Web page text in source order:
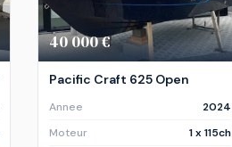
40 000 €
Pacific Craft 625 Open
Annee
2024
Moteur
1 x 115ch